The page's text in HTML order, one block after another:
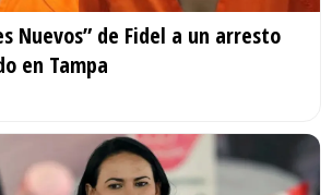
Nuevos” de Fidel a un arresto
en Tampa